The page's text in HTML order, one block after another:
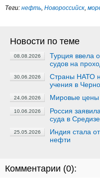
Теги: нефть, Новороссийск,
Новости по теме
08.08.2026
Турция ввела
судов на
30.06.2026
Страны НАТО
учения в
24.06.2026 Мировые цены
10.06.2026
Россия
суда в
25.05.2026
Индия стала
нефти
Комментарии (0):